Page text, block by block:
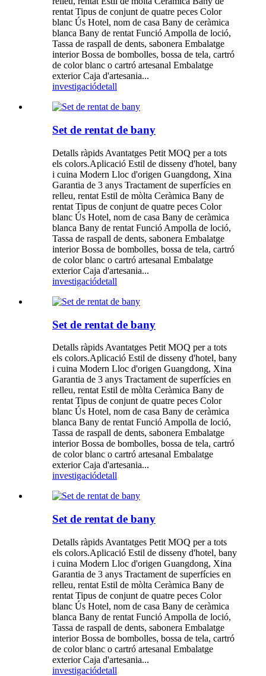
rentat Tipus de conjunt de quatre peces Color
blanc Ús Hotel, nom de casa Bany de ceràmica
blanca Bany de rentat Funció Ampolla de loció,
Tassa de raspall de dents, sabonera Embalatge
interior Bossa de bombolles, bossa de tela, cartró
de color blanc o cartró artesanal Embalatge
exterior Caja d'artesania...
investigaciódetall
Set de rentat de bany
Detalls ràpids Avantatges Petit MOQ per a tots
els colors.Aplicació Estil de disseny d'hotel, bany
i cuina Modern Lloc d'origen Guangdong, Xina
Garantia de 3 anys Tractament de superfícies en
relleu, rentat Estil de mòlta Ceràmica Bany de
rentat Tipus de conjunt de quatre peces Color
blanc Ús Hotel, nom de casa Bany de ceràmica
blanca Bany de rentat Funció Ampolla de loció,
Tassa de raspall de dents, sabonera Embalatge
interior Bossa de bombolles, bossa de tela, cartró
de color blanc o cartró artesanal Embalatge
exterior Caja d'artesania...
investigaciódetall
Set de rentat de bany
Detalls ràpids Avantatges Petit MOQ per a tots
els colors.Aplicació Estil de disseny d'hotel, bany
i cuina Modern Lloc d'origen Guangdong, Xina
Garantia de 3 anys Tractament de superfícies en
relleu, rentat Estil de mòlta Ceràmica Bany de
rentat Tipus de conjunt de quatre peces Color
blanc Ús Hotel, nom de casa Bany de ceràmica
blanca Bany de rentat Funció Ampolla de loció,
Tassa de raspall de dents, sabonera Embalatge
interior Bossa de bombolles, bossa de tela, cartró
de color blanc o cartró artesanal Embalatge
exterior Caja d'artesania...
investigaciódetall
Set de rentat de bany
Detalls ràpids Avantatges Petit MOQ per a tots
els colors.Aplicació Estil de disseny d'hotel, bany
i cuina Modern Lloc d'origen Guangdong, Xina
Garantia de 3 anys Tractament de superfícies en
relleu, rentat Estil de mòlta Ceràmica Bany de
rentat Tipus de conjunt de quatre peces Color
blanc Ús Hotel, nom de casa Bany de ceràmica
blanca Bany de rentat Funció Ampolla de loció,
Tassa de raspall de dents, sabonera Embalatge
interior Bossa de bombolles, bossa de tela, cartró
de color blanc o cartró artesanal Embalatge
exterior Caja d'artesania...
investigaciódetall